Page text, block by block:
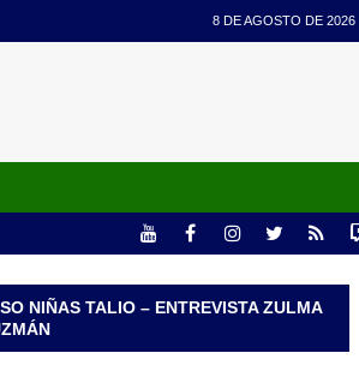
8 DE AGOSTO DE 2026
NIÑAS TALIO – ENTREVISTA ZULMA